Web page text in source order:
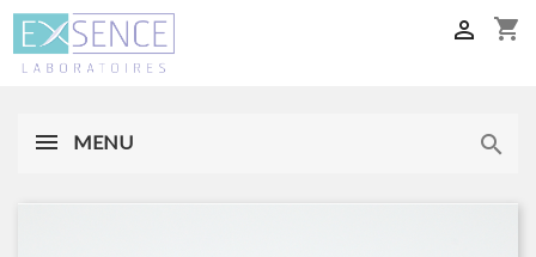
shopping_cart

MENU 